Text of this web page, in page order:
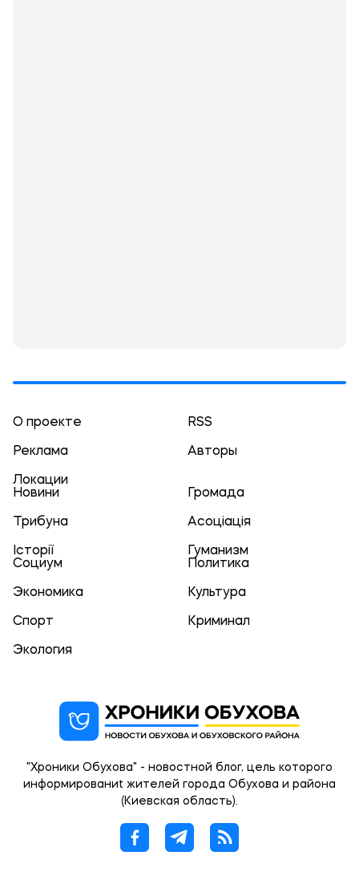
О проекте RSS
Реклама Авторы
Локации
Новини
Громада
Трибуна Асоціація
Історії
Гуманизм
Социум
Политика
Экономика Культура
Спорт Криминал
Экология
"Хроники Обухова" - новостной блог, цель которого
информированиt жителей города Обухова и района
(Киевская область).